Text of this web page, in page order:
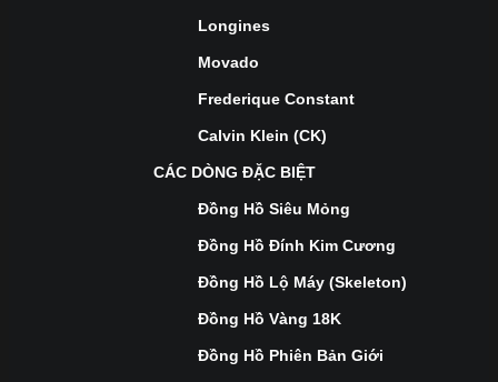
Longines
Movado
Frederique Constant
Calvin Klein (CK)
CÁC DÒNG ĐẶC BIỆT
Đồng Hồ Siêu Mỏng
Đồng Hồ Đính Kim Cương
Đồng Hồ Lộ Máy (Skeleton)
Đồng Hồ Vàng 18K
Đồng Hồ Phiên Bản Giới